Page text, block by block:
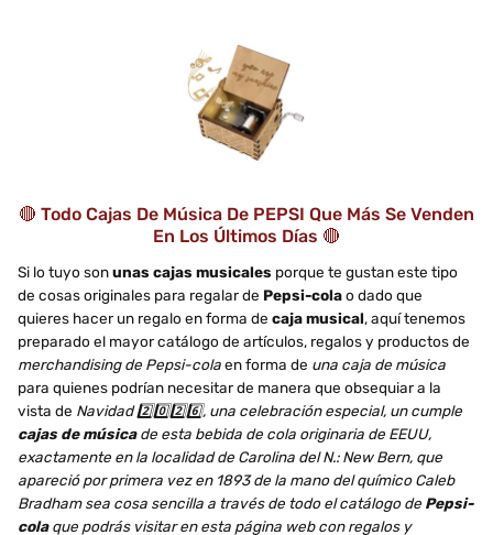
🔴 Todo Cajas De Música De PEPSI Que Más Se Venden
En Los Últimos Días 🔴
Si lo tuyo sonunas cajas musicales porque te gustan este tipo
de cosas originales para regalar de Pepsi-colao dado que
quieres hacer un regalo en forma de caja musical, aquí tenemos
preparado el mayor catálogo de artículos, regalos y productos de
merchandising de Pepsi-colaen forma de una caja de música
para quienes podrían necesitar de manera que obsequiar a la
vista de Navidad 2️⃣0️⃣2️⃣6️⃣, una celebración especial, un cumple
cajas de músicade esta bebida de cola originaria de EEUU,
exactamente en la localidad de Carolina del N.: New Bern, que
apareció por primera vez en 1893 de la mano del químico Caleb
Bradham sea cosa sencilla a través de todo el catálogo de Pepsi-
colaque podrás visitar en esta página web con regalos y